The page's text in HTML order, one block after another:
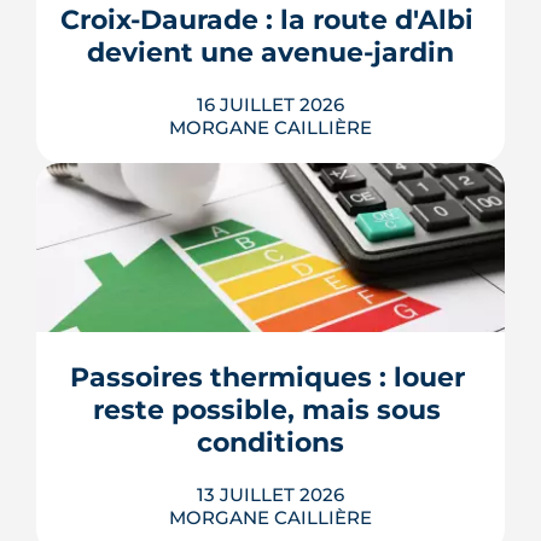
au Sénat pourrait assouplir les règles.
Calendrier, sanctions, obliga...
Croix-Daurade : la route d'Albi
devient une avenue-jardin
16 JUILLET 2026
MORGANE CAILLIÈRE
Une cinquantaine d'arbres, 2 600 m²
d'espaces végétalisés et une piste du
Réseau express vélo : la route d'Albi
doit devenir une avenue-jardin. Après
phase d'aménagement a démarré. Le
chantier court jusqu'en juin 2027.
LIRE L'ARTICLE
Passoires thermiques : louer
reste possible, mais sous
conditions
13 JUILLET 2026
MORGANE CAILLIÈRE